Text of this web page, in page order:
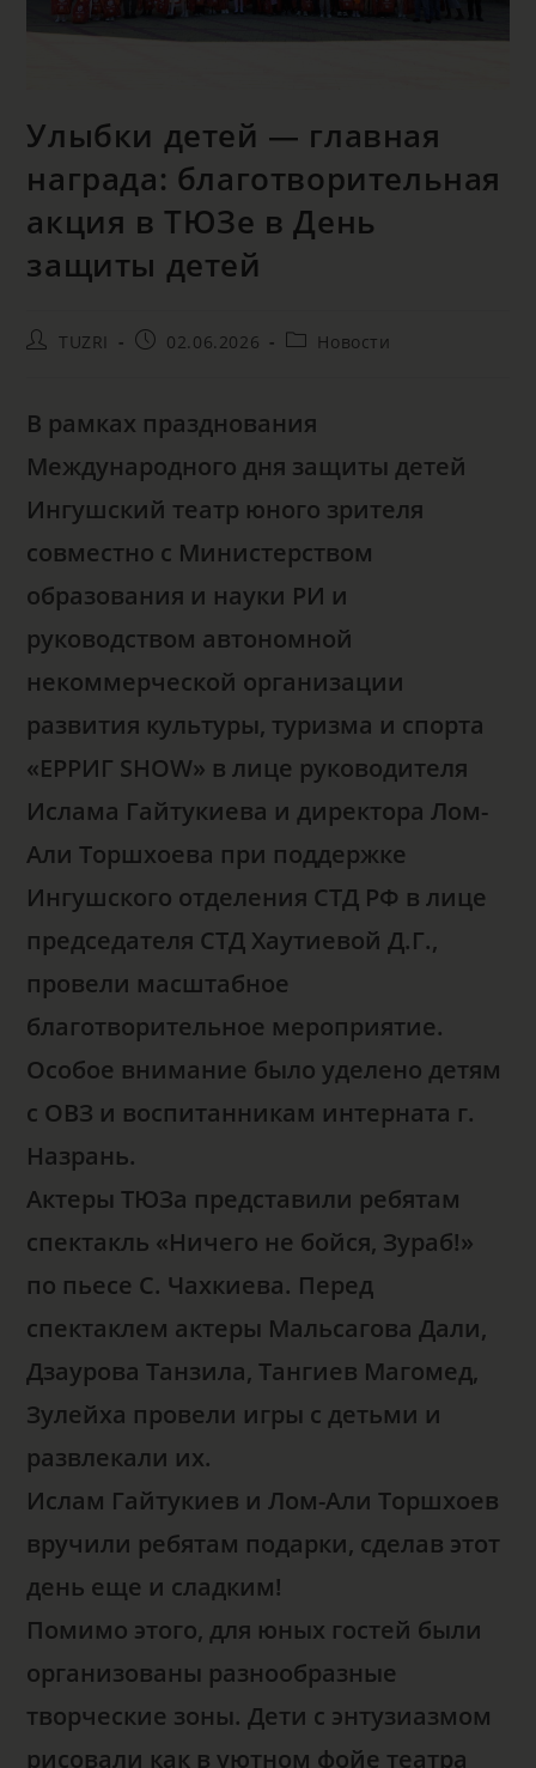
Улыбки детей — главная
награда: благотворительная
акция в ТЮЗе в День
защиты детей
TUZRI 02.06.2026 Новости
В рамках празднования
Международного дня защиты детей
Ингушский театр юного зрителя
совместно с Министерством
образования и науки РИ и
руководством автономной
некоммерческой организации
развития культуры, туризма и спорта
«ЕРРИГ SHOW» в лице руководителя
Ислама Гайтукиева и директора Лом-
Али Торшхоева при поддержке
Ингушского отделения СТД РФ в лице
председателя СТД Хаутиевой Д.Г.,
провели масштабное
благотворительное мероприятие.
Особое внимание было уделено детям
с ОВЗ и воспитанникам интерната г.
Назрань.
Актеры ТЮЗа представили ребятам
спектакль «Ничего не бойся, Зураб!»
по пьесе С. Чахкиева. Перед
спектаклем актеры Мальсагова Дали,
Дзаурова Танзила, Тангиев Магомед,
Зулейха провели игры с детьми и
развлекали их.
Ислам Гайтукиев и Лом-Али Торшхоев
вручили ребятам подарки, сделав этот
день еще и сладким!
Помимо этого, для юных гостей были
организованы разнообразные
творческие зоны. Дети с энтузиазмом
рисовали как в уютном фойе театра